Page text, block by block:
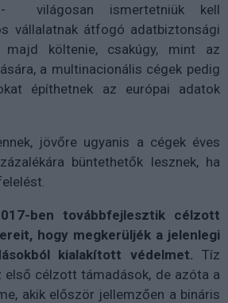
világosan ismertetniük kell
vállalatnak átfogó adatbiztonsági
majd költenie, csakúgy, mint az
a multinacionális cégek pedig
építhetnek az európai adatok
jövőre ugyanis a cégek éves
büntethetők lesznek, ha
ben továbbfejlesztik célzott
hogy megkerüljék a jelenlegi
kialakított védelmet. Tíz
első célzott támadások, de azóta a
akik először jellemzően a bináris